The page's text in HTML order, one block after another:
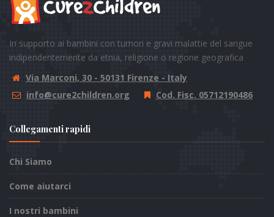
In supporto ai bambini con tumori e gravi malattie del sangue
indipendentemente da etnia, religione o regione geografica
Via Marconi, 30 - 50131 Firenze - Italy
info@cure2children.org
Cod. Fisc. 05712190486
Collegamenti rapidi
Chi Siamo
Come aiutarci
I nostri bambini